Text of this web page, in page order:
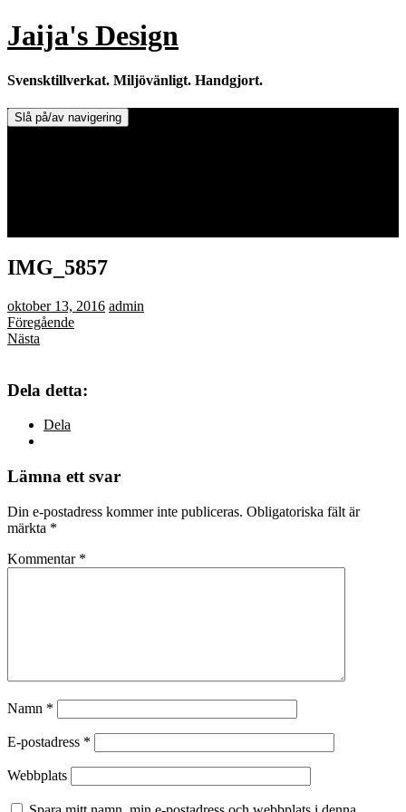
Hoppa
till
Jaija's Design
Svensktillverkat. Miljövänligt. Handgjort.
Slå på/av navigering
IMG_5857
oktober 13, 2016 admin
Föregående
Nästa
Dela detta:
Dela
Lämna ett svar
Din e-postadress kommer inte publiceras. Obligatoriska fält är
märkta *
Kommentar *
Namn *
E-postadress *
Webbplats